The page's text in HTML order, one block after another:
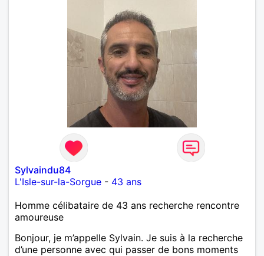
Sylvaindu84
L'Isle-sur-la-Sorgue - 43 ans
Homme célibataire de 43 ans recherche rencontre
amoureuse
Bonjour, je m’appelle Sylvain. Je suis à la recherche
d’une personne avec qui passer de bons moments